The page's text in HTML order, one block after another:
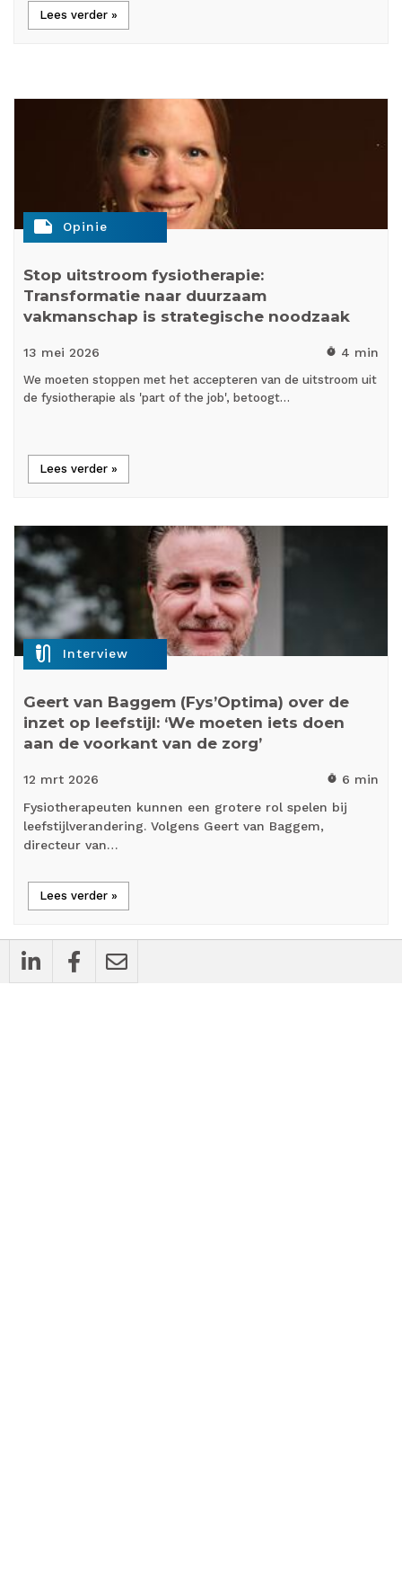
Lees verder »
note Opinie
Stop uitstroom fysiotherapie:
Transformatie naar duurzaam
vakmanschap is strategische noodzaak
13 mei 2026 timer 4 min
We moeten stoppen met het accepteren van de uitstroom uit
de fysiotherapie als 'part of the job', betoogt…
Lees verder »
mic_external_on Interview
Geert van Baggem (Fys’Optima) over de
inzet op leefstijl: ‘We moeten iets doen
aan de voorkant van de zorg’
12 mrt 2026 timer 6 min
Fysiotherapeuten kunnen een grotere rol spelen bij
leefstijlverandering. Volgens Geert van Baggem,
directeur van…
Lees verder »